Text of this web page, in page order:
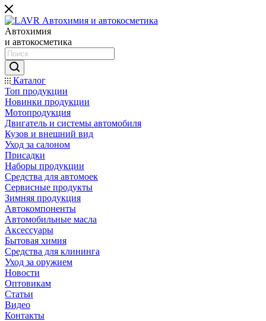
Автохимия
и автокосметика
Каталог
Топ продукции
Новинки продукции
Мотопродукция
Двигатель и системы автомобиля
Кузов и внешний вид
Уход за салоном
Присадки
Наборы продукции
Средства для автомоек
Сервисные продукты
Зимняя продукция
Автокомпоненты
Автомобильные масла
Аксессуары
Бытовая химия
Средства для клининга
Уход за оружием
Новости
Оптовикам
Статьи
Видео
Контакты